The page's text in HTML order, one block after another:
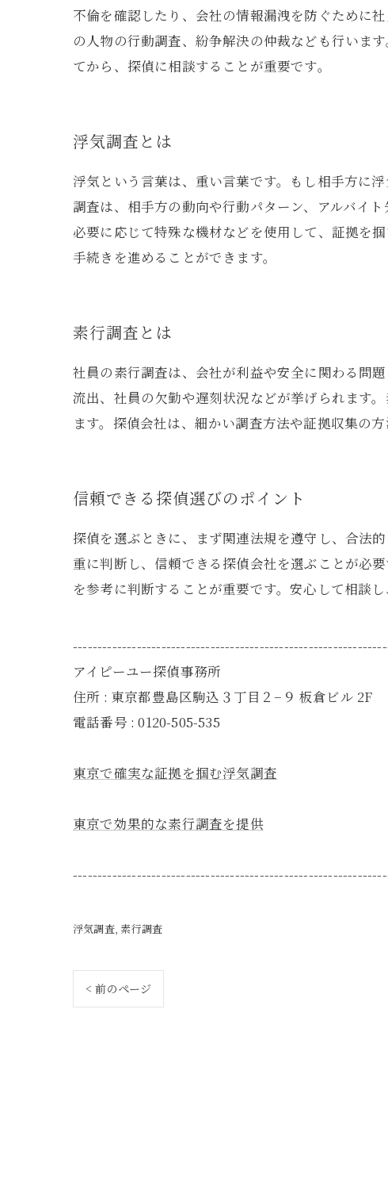
不倫を確認したり、会社の情報漏洩を防ぐために
の人物の行動調査、紛争解決の仲裁なども行いま
てから、探偵に相談することが重要です。
浮気調査とは
浮気という言葉は、重い言葉です。もし相手方に
調査は、相手方の動向や行動パターン、アルバイ
必要に応じて特殊な機材などを使用して、証拠を
手続きを進めることができます。
素行調査とは
社員の素行調査は、会社が利益や安全に関わる問
流出、社員の欠勤や遅刻状況などが挙げられます
ます。探偵会社は、細かい調査方法や証拠収集の
信頼できる探偵選びのポイント
探偵を選ぶときに、まず関連法規を遵守し、合法
重に判断し、信頼できる探偵会社を選ぶことが必
を参考に判断することが重要です。安心して相談
アイピーユー探偵事務所
住所 : 東京都豊島区駒込３丁目２−９ 板倉ビル 2F
電話番号 : 0120-505-535
東京で確実な証拠を掴む浮気調査
東京で効果的な素行調査を提供
浮気調査 素行調査
< 前のページ